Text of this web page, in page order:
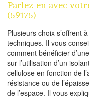
Parlez-en avec
(59175)
Plusieurs choix s’offrent
techniques. Il vous
comment bénéficier d’une
sur l’utilisation d’un
cellulose en fonction de
résistance ou de
de l’espace. Il vous